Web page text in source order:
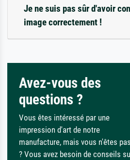
Je ne suis pas sûr d'avoir
image correctement !
Avez-vous des
questions ?
Vous êtes intéressé par une
impression d'art de notre
manufacture, mais vous n'êtes
? Vous avez besoin de conseils